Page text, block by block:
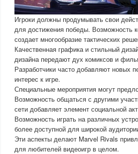
Игроки должны продумывать свои
для достижения победы. Возможность
создает многообразие тактических
Качественная графика и стильный
дизайна передают дух комиксов и
Разработчики часто добавляют новых
интерес к игре.
Специальные мероприятия могут
Возможность общаться с другими
сети добавляет элемент социальной
Возможность играть на различных
более доступной для широкой
Эти аспекты делают Marvel Rivals
для любителей видеоигр в целом.